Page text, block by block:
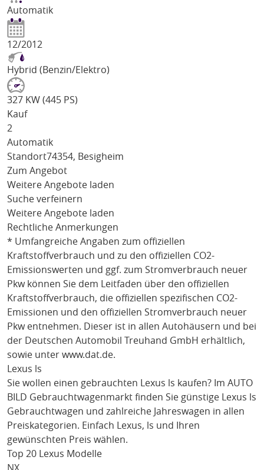
Automatik
12/2012
Hybrid (Benzin/Elektro)
327 KW (445 PS)
Kauf
2
Automatik
Standort74354, Besigheim
Zum Angebot
Weitere Angebote laden
Suche verfeinern
Weitere Angebote laden
Rechtliche Anmerkungen
* Umfangreiche Angaben zum offiziellen
Kraftstoffverbrauch und zu den offiziellen CO2-
Emissionswerten und ggf. zum Stromverbrauch neuer
Pkw können Sie dem Leitfaden über den offiziellen
Kraftstoffverbrauch, die offiziellen spezifischen CO2-
Emissionen und den offiziellen Stromverbrauch neuer
Pkw entnehmen. Dieser ist in allen Autohäusern und bei
der Deutschen Automobil Treuhand GmbH erhältlich,
sowie unter www.dat.de.
Lexus ls
Sie wollen einen gebrauchten Lexus ls kaufen? Im AUTO
BILD Gebrauchtwagenmarkt finden Sie günstige Lexus ls
Gebrauchtwagen und zahlreiche Jahreswagen in allen
Preiskategorien. Einfach Lexus, ls und Ihren
gewünschten Preis wählen.
Top 20 Lexus Modelle